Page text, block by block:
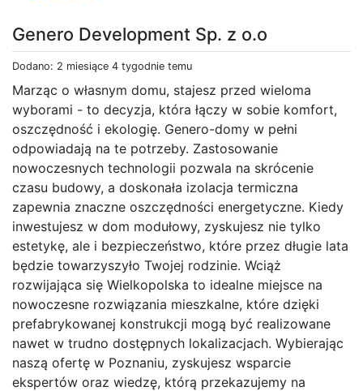
Genero Development Sp. z o.o
Dodano: 2 miesiące 4 tygodnie temu
Marząc o własnym domu, stajesz przed wieloma
wyborami - to decyzja, która łączy w sobie komfort,
oszczędność i ekologię. Genero-domy w pełni
odpowiadają na te potrzeby. Zastosowanie
nowoczesnych technologii pozwala na skrócenie
czasu budowy, a doskonała izolacja termiczna
zapewnia znaczne oszczędności energetyczne. Kiedy
inwestujesz w dom modułowy, zyskujesz nie tylko
estetykę, ale i bezpieczeństwo, które przez długie lata
będzie towarzyszyło Twojej rodzinie. Wciąż
rozwijająca się Wielkopolska to idealne miejsce na
nowoczesne rozwiązania mieszkalne, które dzięki
prefabrykowanej konstrukcji mogą być realizowane
nawet w trudno dostępnych lokalizacjach. Wybierając
naszą ofertę w Poznaniu, zyskujesz wsparcie
ekspertów oraz wiedzę, którą przekazujemy na